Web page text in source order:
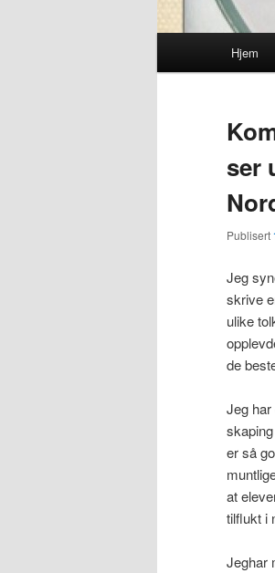
Hjem
ser
Publisert
Jeg
skrive
ulike
de
Jeg
er så
at
tilflukt i
Jeghar